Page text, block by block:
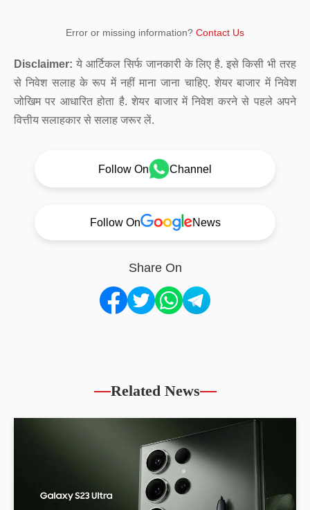
Error or missing information? Contact Us
Disclaimer: ये आर्टिकल सिर्फ जानकारी के लिए है. इसे किसी भी तरह
से निवेश सलाह के रूप में नहीं माना जाना चाहिए. शेयर बाजार में निवेश
जोखिम पर आधारित होता है. शेयर बाजार में निवेश करने से पहले अपने
वित्तीय सलाहकार से सलाह जरूर लें.
Follow On Channel
Follow On News
Share On
Related News